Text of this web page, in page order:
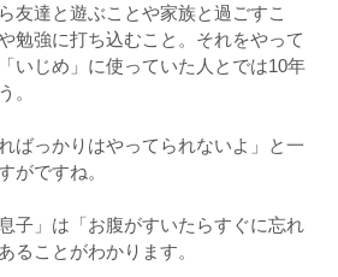
友達と遊ぶことや家族と過ごすこ
勉強に打ち込むこと。それをやって
いじめ」に使っていた人とでは10年
。
ばっかりはやってられないよ」と一
がですね。
子」は「お腹がすいたらすぐに忘れ
ることがわかります。